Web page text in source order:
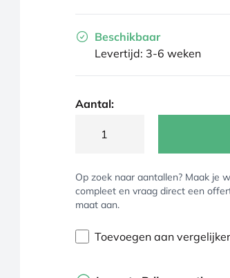
Beschikbaar
Levertijd: 3-6 weken
Aantal:
Op zoek naar aantallen? Maak je
compleet en vraag direct een
maat aan.
Toevoegen aan vergelijker